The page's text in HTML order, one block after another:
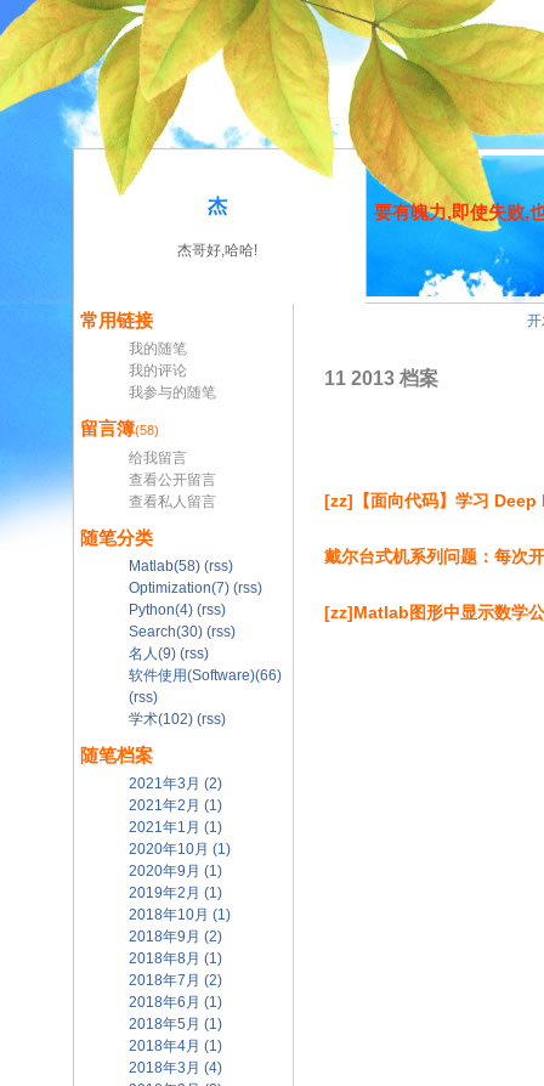
杰
杰哥好,哈哈!
要有魄力,即使失败,
常用链接
我的随笔
我的评论
我参与的随笔
留言簿(58)
给我留言
查看公开留言
查看私人留言
随笔分类
Matlab(58) (rss)
Optimization(7) (rss)
Python(4) (rss)
Search(30) (rss)
名人(9) (rss)
软件使用(Software)(66)
(rss)
学术(102) (rss)
随笔档案
2021年3月 (2)
2021年2月 (1)
2021年1月 (1)
2020年10月 (1)
2020年9月 (1)
2019年2月 (1)
2018年10月 (1)
2018年9月 (2)
2018年8月 (1)
2018年7月 (2)
2018年6月 (1)
2018年5月 (1)
2018年4月 (1)
2018年3月 (4)
11 2013 档案
[zz]【面向代码】学习
戴尔台式机系列问题：每次
[zz]Matlab图形中显示数学